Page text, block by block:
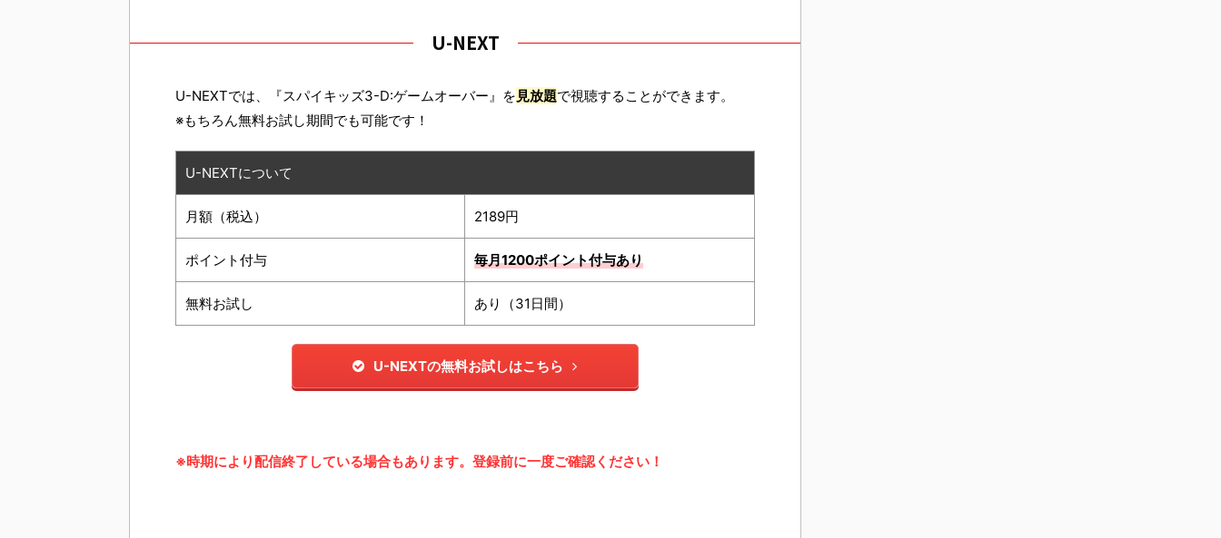
U-NEXT
U-NEXTでは、『スパイキッズ3-D:ゲームオーバー』を見放題で視聴することができます。
※もちろん無料お試し期間でも可能です！
U-NEXTについて
月額（税込） 2189円
ポイント付与 毎月1200ポイント付与あり
無料お試し あり（31日間）
U-NEXTの無料お試しはこちら
※時期により配信終了している場合もあります。登録前に一度ご確認ください！